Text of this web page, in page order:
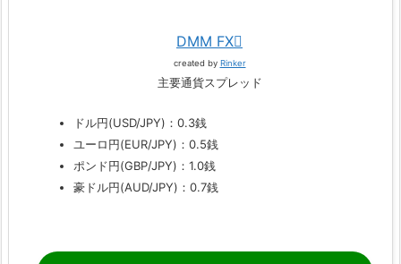
DMM FX
created by Rinker
主要通貨スプレッド
ドル円(USD/JPY)：0.3銭
ユーロ円(EUR/JPY)：0.5銭
ポンド円(GBP/JPY)：1.0銭
豪ドル円(AUD/JPY)：0.7銭